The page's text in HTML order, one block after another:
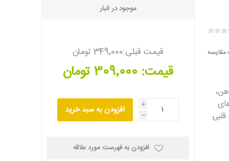
مقایسه
موجود در انبار
قیمت قبلی:349٬000 تومان
قیمت: 309٬000 تومان
i
h افزودن به سبد خرید
افزودن به فهرست مورد علاقه